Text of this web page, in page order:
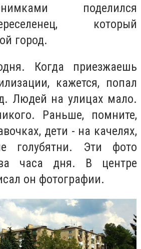
поделился
который
город.
Когда приезжаешь
кажется, попал
Людей на улицах мало.
Раньше, помните,
дети - на качелях,
голубятни. Эти фото
часа дня. В центре
он фотографии.